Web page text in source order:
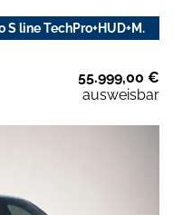
line TechPro+HUD+M.
55.999,00 €
ausweisbar